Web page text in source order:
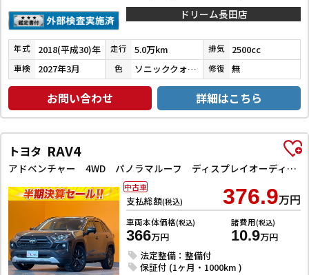
ドリーム長田店
年式 2018(平成30)年 走行 5.0万km 排気 2500cc
車検 2027年3月 色 ソニッククォーツ 修復 無
お問い合わせ 詳細はこちら
トヨタ RAV4
アドベンチャー 4WD パノラマルーフ ディスプレイオーディオ コネクティッドナビ TV バックカメラ ETC2．0 オートクルーズコントロール レーンアシスト パワーシート 衝突被害軽減システム LEDヘッドランプ
支払総額(税込) 376.9万円
車両本体価格(税込)
366万円
諸費用(税込)
10.9万円
法定整備：整備付
保証付 (1ヶ月・1000km )
中古車